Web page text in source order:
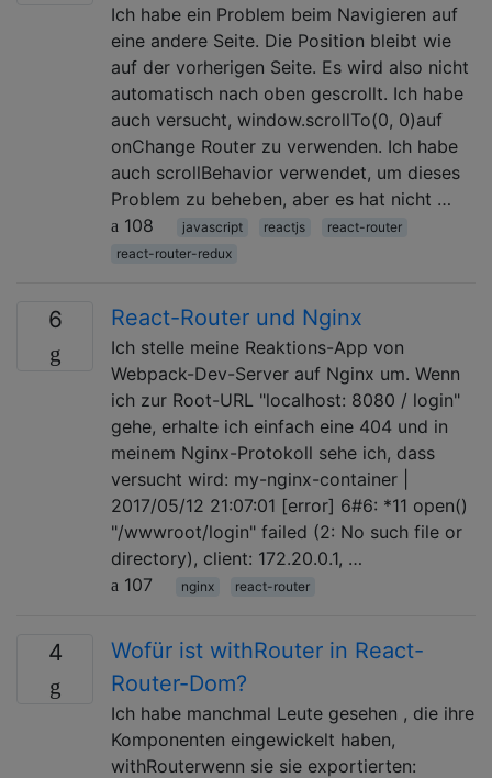
Ich habe ein Problem beim Navigieren auf
eine andere Seite. Die Position bleibt wie
auf der vorherigen Seite. Es wird also nicht
automatisch nach oben gescrollt. Ich habe
auch versucht, window.scrollTo(0, 0)auf
onChange Router zu verwenden. Ich habe
auch scrollBehavior verwendet, um dieses
Problem zu beheben, aber es hat nicht …
108
javascript reactjs
react-router
react-router-redux
6 React-Router und Nginx
Ich stelle meine Reaktions-App von
Webpack-Dev-Server auf Nginx um. Wenn
ich zur Root-URL "localhost: 8080 / login"
gehe, erhalte ich einfach eine 404 und in
meinem Nginx-Protokoll sehe ich, dass
versucht wird: my-nginx-container |
2017/05/12 21:07:01 [error] 6#6: *11 open()
"/wwwroot/login" failed (2: No such file or
directory), client: 172.20.0.1, …
107
nginx react-router
4
Wofür ist withRouter in React-
Router-Dom?
Ich habe manchmal Leute gesehen , die ihre
Komponenten eingewickelt haben,
withRouterwenn sie sie exportierten: